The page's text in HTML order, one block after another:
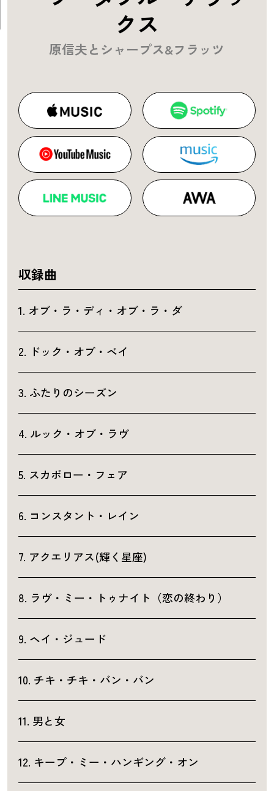
クス
原信夫とシャープス&フラッツ
収録曲
1. オブ・ラ・ディ・オブ・ラ・ダ
2. ドック・オブ・ベイ
3. ふたりのシーズン
4. ルック・オブ・ラヴ
5. スカボロー・フェア
6. コンスタント・レイン
7. アクエリアス(輝く星座)
8. ラヴ・ミー・トゥナイト（恋の終わり）
9. ヘイ・ジュード
10. チキ・チキ・バン・バン
11. 男と女
12. キープ・ミー・ハンギング・オン